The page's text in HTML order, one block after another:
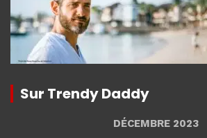
Sur Trendy Daddy
DÉCEMBRE 2023